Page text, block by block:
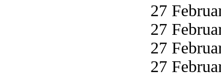
27
27
27
27